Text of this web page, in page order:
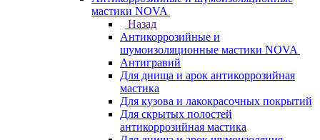
мастики NOVA
Назад
Антикоррозийные и
шумоизоляционные мастики NOVA
Антигравий
Для днища и арок антикоррозийная
мастика
Для кузова и лакокрасочных покрытий
Для скрытых полостей
антикоррозийная мастика